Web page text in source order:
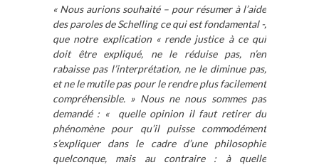
« Nous aurions souhaité – pour résumer à l’aide
des paroles de Schelling ce qui est fondamental -,
que notre explication « rende justice à ce qui
doit être expliqué, ne le réduise pas, n’en
rabaisse pas l’interprétation, ne le diminue pas,
et ne le mutile pas pour le rendre plus facilement
compréhensible. » Nous ne nous sommes pas
demandé : « quelle opinion il faut retirer du
phénomène pour qu’il puisse commodément
s’expliquer dans le cadre d’une philosophie
quelconque, mais au contraire : à quelle